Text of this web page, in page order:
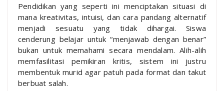
Pendidikan yang seperti ini menciptakan situasi di
mana kreativitas, intuisi, dan cara pandang alternatif
menjadi sesuatu yang tidak dihargai. Siswa
cenderung belajar untuk “menjawab dengan benar”
bukan untuk memahami secara mendalam. Alih-alih
memfasilitasi pemikiran kritis, sistem ini justru
membentuk murid agar patuh pada format dan takut
berbuat salah.